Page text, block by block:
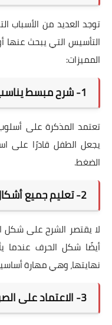
توجد العديد من الأسباب
التأسيس التي يبحث عنها
المميزات:
1- شرح مبسط يناسب الأطفال
تعتمد المذكرة على
يجعل الطفل قادرًا على
الضغط.
2- تعليم جميع أشكال الحروف
لا يقتصر الشرح على شكل
أيضًا شكل الحرف عندما
نهايتها، وهي مهارة
3- الاعتماد على الصور